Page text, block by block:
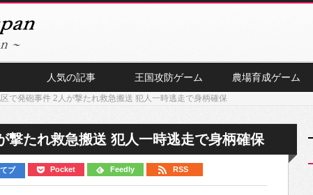
人気の記事 王国攻防ゲーム 農場育成ゲーム
で発砲事件 2人が撃たれ救急搬送 犯人一時逃走で身柄確保
撃たれ救急搬送 犯人一時逃走で身柄確保
ブ Pocket Feedly RSS